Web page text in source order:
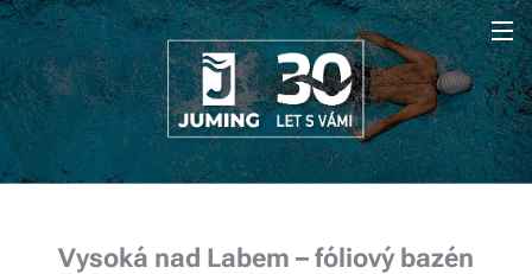
Vysoká nad Labem – fóliový bazén